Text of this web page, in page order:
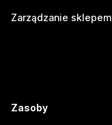
Zarządzanie sklepem
Zasoby